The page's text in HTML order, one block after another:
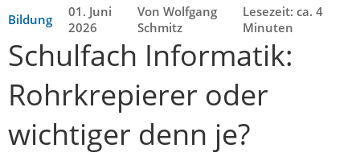
Bildung
01. Juni
2026
Von Wolfgang
Schmitz
Lesezeit: ca. 4
Minuten
Schulfach Informatik:
Rohrkrepierer oder
wichtiger denn je?